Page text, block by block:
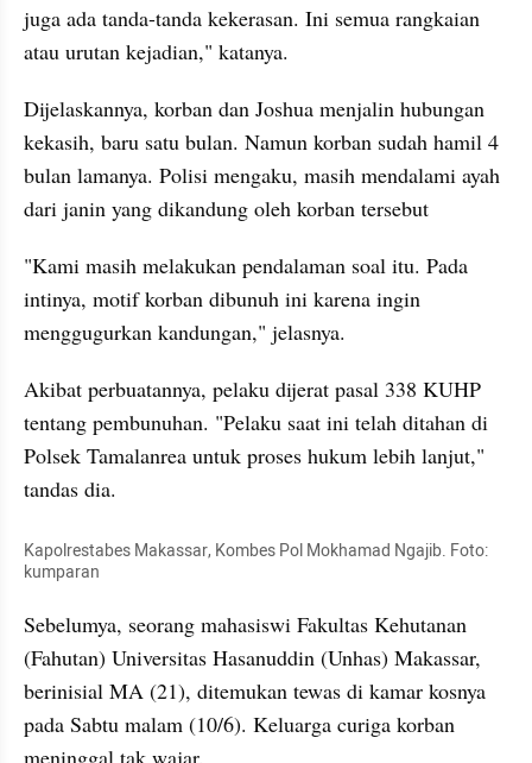
juga ada tanda-tanda kekerasan. Ini semua rangkaian
atau urutan kejadian," katanya.
Dijelaskannya, korban dan Joshua menjalin hubungan
kekasih, baru satu bulan. Namun korban sudah hamil 4
bulan lamanya. Polisi mengaku, masih mendalami ayah
dari janin yang dikandung oleh korban tersebut
"Kami masih melakukan pendalaman soal itu. Pada
intinya, motif korban dibunuh ini karena ingin
menggugurkan kandungan," jelasnya.
Akibat perbuatannya, pelaku dijerat pasal 338 KUHP
tentang pembunuhan. "Pelaku saat ini telah ditahan di
Polsek Tamalanrea untuk proses hukum lebih lanjut,"
tandas dia.
Kapolrestabes Makassar, Kombes Pol Mokhamad Ngajib. Foto:
kumparan
Sebelumya, seorang mahasiswi Fakultas Kehutanan
(Fahutan) Universitas Hasanuddin (Unhas) Makassar,
berinisial MA (21), ditemukan tewas di kamar kosnya
pada Sabtu malam (10/6). Keluarga curiga korban
meninggal tak wajar.